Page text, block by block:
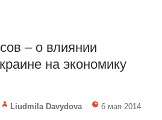
– о влиянии
на экономику
Liudmila Davydova 6 мая 2014